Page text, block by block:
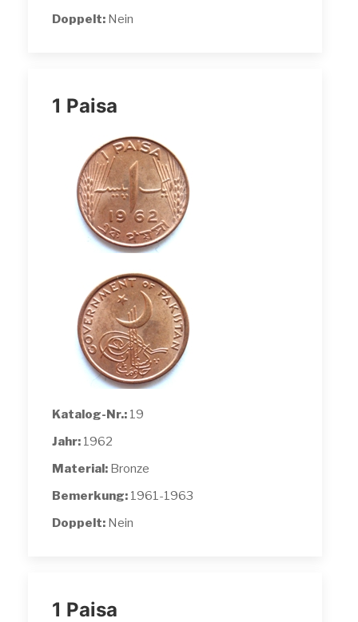
Doppelt: Nein
1 Paisa
Katalog-Nr.: 19
Jahr: 1962
Material: Bronze
Bemerkung: 1961-1963
Doppelt: Nein
1 Paisa